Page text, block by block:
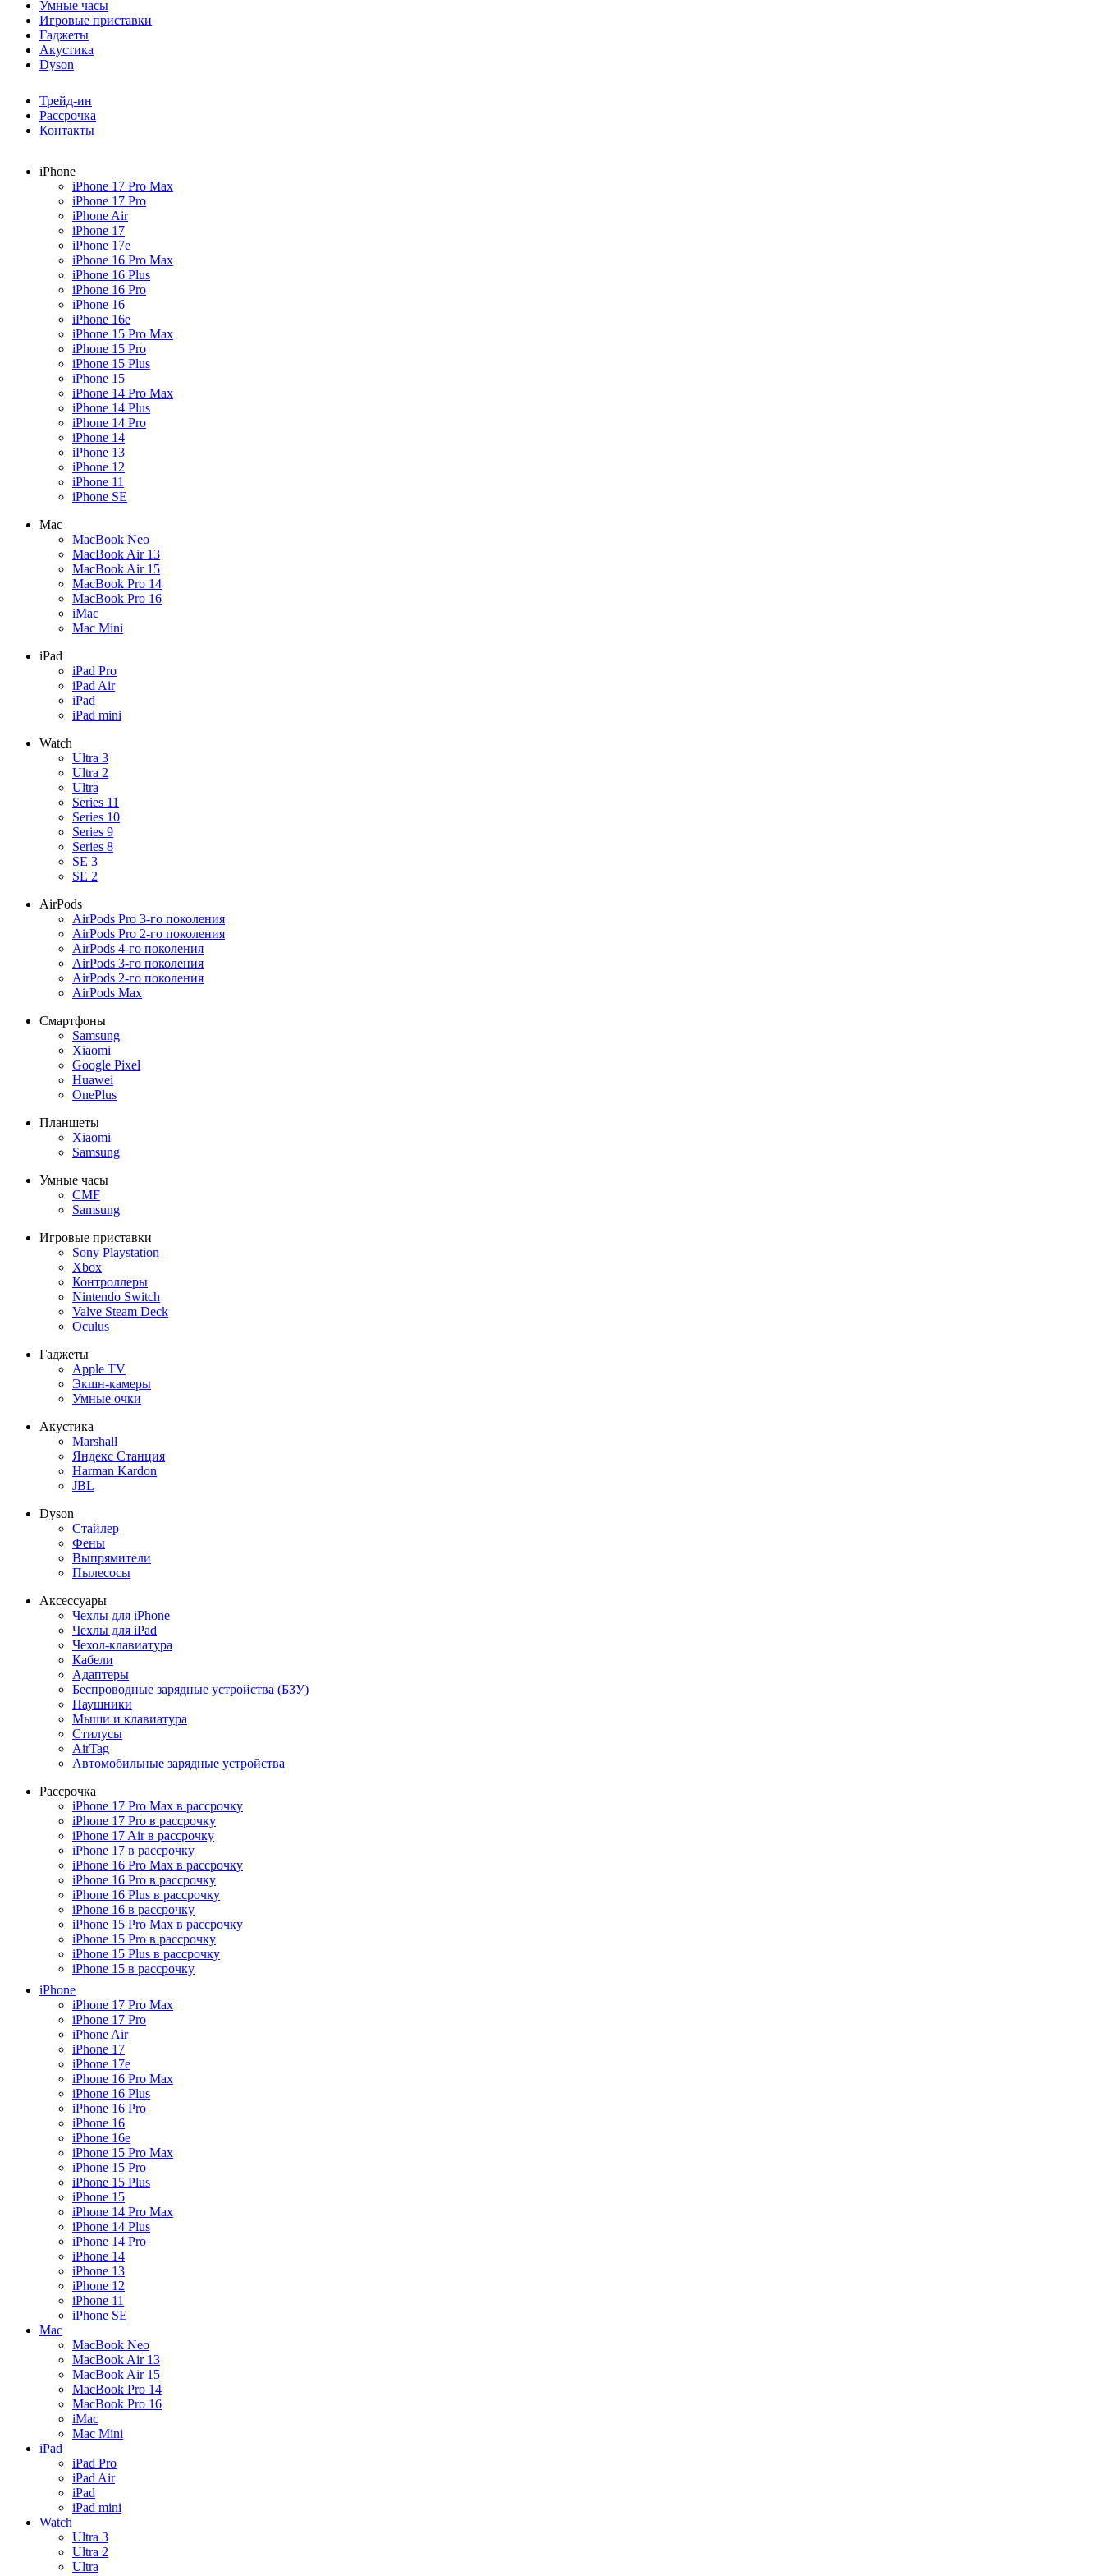
Умные часы
Игровые приставки
Гаджеты
Акустика
Dyson
Трейд-ин
Рассрочка
Контакты
iPhone
iPhone 17 Pro Max
iPhone 17 Pro
iPhone Air
iPhone 17
iPhone 17e
iPhone 16 Pro Max
iPhone 16 Plus
iPhone 16 Pro
iPhone 16
iPhone 16e
iPhone 15 Pro Max
iPhone 15 Pro
iPhone 15 Plus
iPhone 15
iPhone 14 Pro Max
iPhone 14 Plus
iPhone 14 Pro
iPhone 14
iPhone 13
iPhone 12
iPhone 11
iPhone SE
Mac
MacBook Neo
MacBook Air 13
MacBook Air 15
MacBook Pro 14
MacBook Pro 16
iMac
Mac Mini
iPad
iPad Pro
iPad Air
iPad
iPad mini
Watch
Ultra 3
Ultra 2
Ultra
Series 11
Series 10
Series 9
Series 8
SE 3
SE 2
AirPods
AirPods Pro 3-го поколения
AirPods Pro 2-го поколения
AirPods 4-го поколения
AirPods 3-го поколения
AirPods 2-го поколения
AirPods Max
Смартфоны
Samsung
Xiaomi
Google Pixel
Huawei
OnePlus
Планшеты
Xiaomi
Samsung
Умные часы
CMF
Samsung
Игровые приставки
Sony Playstation
Xbox
Контроллеры
Nintendo Switch
Valve Steam Deck
Oculus
Гаджеты
Apple TV
Экшн-камеры
Умные очки
Акустика
Marshall
Яндекс Станция
Harman Kardon
JBL
Dyson
Стайлер
Фены
Выпрямители
Пылесосы
Аксессуары
Чехлы для iPhone
Чехлы для iPad
Чехол-клавиатура
Кабели
Адаптеры
Беспроводные зарядные устройства (БЗУ)
Наушники
Мыши и клавиатура
Стилусы
AirTag
Автомобильные зарядные устройства
Рассрочка
iPhone 17 Pro Max в рассрочку
iPhone 17 Pro в рассрочку
iPhone 17 Air в рассрочку
iPhone 17 в рассрочку
iPhone 16 Pro Max в рассрочку
iPhone 16 Pro в рассрочку
iPhone 16 Plus в рассрочку
iPhone 16 в рассрочку
iPhone 15 Pro Max в рассрочку
iPhone 15 Pro в рассрочку
iPhone 15 Plus в рассрочку
iPhone 15 в рассрочку
iPhone
iPhone 17 Pro Max
iPhone 17 Pro
iPhone Air
iPhone 17
iPhone 17e
iPhone 16 Pro Max
iPhone 16 Plus
iPhone 16 Pro
iPhone 16
iPhone 16e
iPhone 15 Pro Max
iPhone 15 Pro
iPhone 15 Plus
iPhone 15
iPhone 14 Pro Max
iPhone 14 Plus
iPhone 14 Pro
iPhone 14
iPhone 13
iPhone 12
iPhone 11
iPhone SE
Mac
MacBook Neo
MacBook Air 13
MacBook Air 15
MacBook Pro 14
MacBook Pro 16
iMac
Mac Mini
iPad
iPad Pro
iPad Air
iPad
iPad mini
Watch
Ultra 3
Ultra 2
Ultra